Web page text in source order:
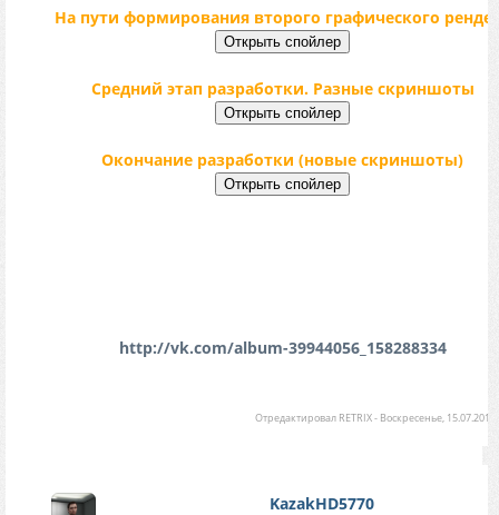
На пути формирования второго графического
Средний этап разработки. Разные скриншоты
Окончание разработки (новые скриншоты)
http://vk.com/album-39944056_158288334
Отредактировал RETRIX- Воскресенье,
KazakHD5770